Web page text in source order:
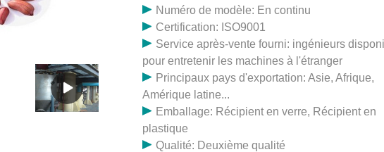
tonnes SHREEJI EXPELLER INDUSTRIES EST L'UN
DES LEADERS DE LA FABRICATION ET DE L'AMP;
EXPORTATEURS DE MACHINES DE MOULIN À
PÉTROLE, D'EXPELLEUSE D'HUILE & MACHINES
D'EXTRACTION DE PÉTROLE Shreeji Expeller
Industries a été créée en 1992 par Sh. Naresh
Goyal. Usine de broyage d’huile de moteur
de 10 à 50 CV. ₹ 15 Lakh. TINYTECH UDYOG.
de moulin à huile électrique de 30 CV, qualité
Numéro de modèle: En continu
Certification: ISO9001
Service après-vente fourni: ingénieurs
pour entretenir les machines à l'étranger
Principaux pays d'exportation: Asie, Afrique,
Amérique latine...
Emballage: Récipient en verre, Récipient en
plastique
Qualité: Deuxième qualité